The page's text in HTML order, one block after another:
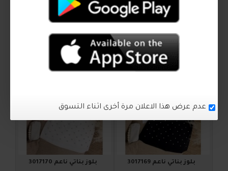
عدم عرض هذا الاعلان مرة أخرى اثناء التسوق
كيف اشتري ؟
3017169
بلوز بناتي ناعم 3017169
3017170
بلوز بناتي ناعم 3017170